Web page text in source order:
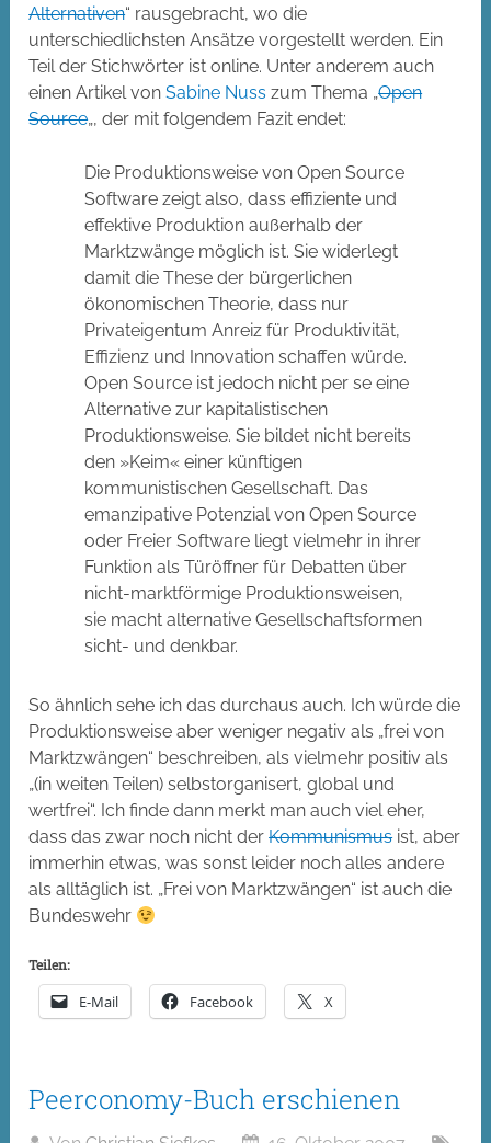
Alternativen“ rausgebracht, wo die
unterschiedlichsten Ansätze vorgestellt werden. Ein
Teil der Stichwörter ist online. Unter anderem auch
einen Artikel vonSabine Nuss zum Thema „Open
Source„, der mit folgendem Fazit endet:
Die Produktionsweise von Open Source
Software zeigt also, dass effiziente und
effektive Produktion außerhalb der
Marktzwänge möglich ist. Sie widerlegt
damit die These der bürgerlichen
ökonomischen Theorie, dass nur
Privateigentum Anreiz für Produktivität,
Effizienz und Innovation schaffen würde.
Open Source ist jedoch nicht per se eine
Alternative zur kapitalistischen
Produktionsweise. Sie bildet nicht bereits
den »Keim« einer künftigen
kommunistischen Gesellschaft. Das
emanzipative Potenzial von Open Source
oder Freier Software liegt vielmehr in ihrer
Funktion als Türöffner für Debatten über
nicht-marktförmige Produktionsweisen,
sie macht alternative Gesellschaftsformen
sicht- und denkbar.
So ähnlich sehe ich das durchaus auch. Ich würde die
Produktionsweise aber weniger negativ als „frei von
Marktzwängen“ beschreiben, als vielmehr positiv als
„(in weiten Teilen) selbstorganisert, global und
wertfrei“. Ich finde dann merkt man auch viel eher,
dass das zwar noch nicht derKommunismusist, aber
immerhin etwas, was sonst leider noch alles andere
als alltäglich ist. „Frei von Marktzwängen“ ist auch die
Bundeswehr
Teilen:
E-Mail Facebook X
Peerconomy-Buch erschienen